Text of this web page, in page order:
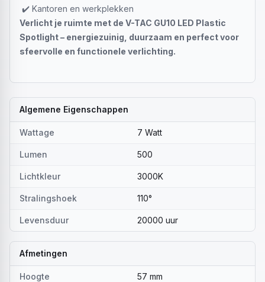
✔️ Kantoren en werkplekken
Verlicht je ruimte met de V-TAC GU10 LED Plastic
Spotlight – energiezuinig, duurzaam en perfect voor
sfeervolle en functionele verlichting.
Algemene Eigenschappen
Wattage 7 Watt
Lumen 500
Lichtkleur 3000K
Stralingshoek 110°
Levensduur 20000 uur
Afmetingen
Hoogte 57 mm